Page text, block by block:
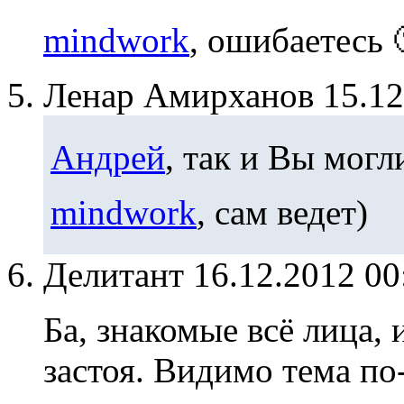
mindwork, ошибаетесь
Ленар Амирханов
Андрей, так и Вы
mindwork, сам ведет)
Делитант 16.12.2012
Ба, знакомые всё лица,
застоя. Видимо тема